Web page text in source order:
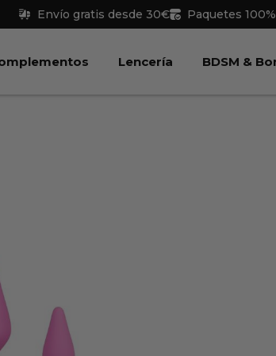
Envío gratis desde 30€ Paquetes
Juguetes Abrir Complementos
Lencería Abrir Lencería
BDSM &